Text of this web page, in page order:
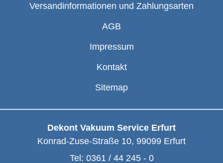
Versandinformationen und Zahlungsarten
AGB
Impressum
Kontakt
Sitemap
Dekont Vakuum Service Erfurt
Konrad-Zuse-Straße 10, 99099 Erfurt
Tel: 0361 / 44 245 - 0